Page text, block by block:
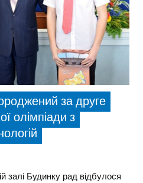
за друге
олімпіади з
залі Будинку рад відбулося